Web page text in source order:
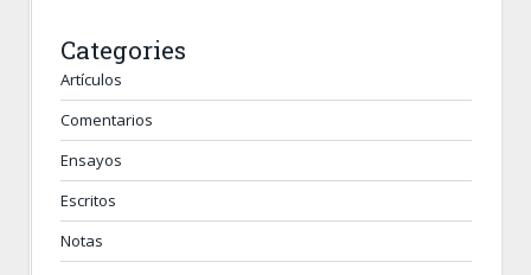
Categories
Artículos
Comentarios
Ensayos
Escritos
Notas